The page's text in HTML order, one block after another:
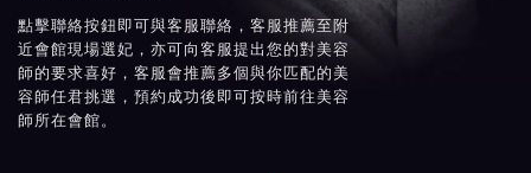
點擊聯絡按鈕即可與客服聯絡，客服推薦至附
近會館現場選妃，亦可向客服提出您的對美容
師的要求喜好，客服會推薦多個與你匹配的美
容師任君挑選，預約成功後即可按時前往美容
師所在會館。